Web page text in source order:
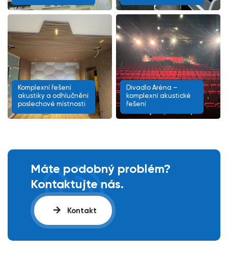
Komplexní řešení
akustiky a odhlučnění
poslechové místnosti
Divadlo Aréna –
komplexní akustické
řešení
Máte podobný problém?
Kontaktujte nás.
Kontakt